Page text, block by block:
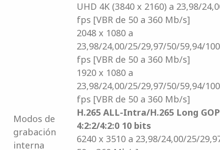
Modos de
grabación
interna
UHD 4K (3840 x 2160) a 23,98/
fps [VBR de 50 a 360 Mb/s]
2048 x 1080 a
23,98/24,00/25/29,97/50/59,94/
fps [VBR de 50 a 360 Mb/s]
1920 x 1080 a
23,98/24,00/25/29,97/50/59,94/
fps [VBR de 50 a 360 Mb/s]
H.265 ALL-Intra/H.265 Long
4:2:2/4:2:0 10 bits
6240 x 3510 a 23,98/24,00/25/